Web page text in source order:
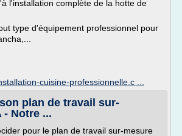
l'installation complète de la hotte de
type d'équipement professionnel pour
cuisine-professionnelle.c ...
plan de travail sur-
- Notre ...
pour le plan de travail sur-mesure